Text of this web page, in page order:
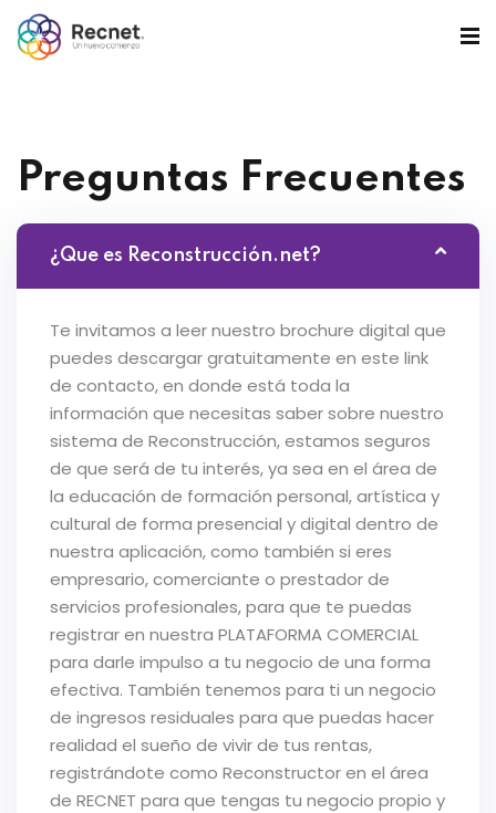
Preguntas Frecuentes
¿Que es Reconstrucción.net?
Te invitamos a leer nuestro brochure digital que
puedes descargar gratuitamente en este link
de contacto, en donde está toda la
información que necesitas saber sobre nuestro
sistema de Reconstrucción, estamos seguros
de que será de tu interés, ya sea en el área de
la educación de formación personal, artística y
cultural de forma presencial y digital dentro de
nuestra aplicación, como también si eres
empresario, comerciante o prestador de
servicios profesionales, para que te puedas
registrar en nuestra PLATAFORMA COMERCIAL
para darle impulso a tu negocio de una forma
efectiva. También tenemos para ti un negocio
de ingresos residuales para que puedas hacer
realidad el sueño de vivir de tus rentas,
registrándote como Reconstructor en el área
de RECNET para que tengas tu negocio propio y